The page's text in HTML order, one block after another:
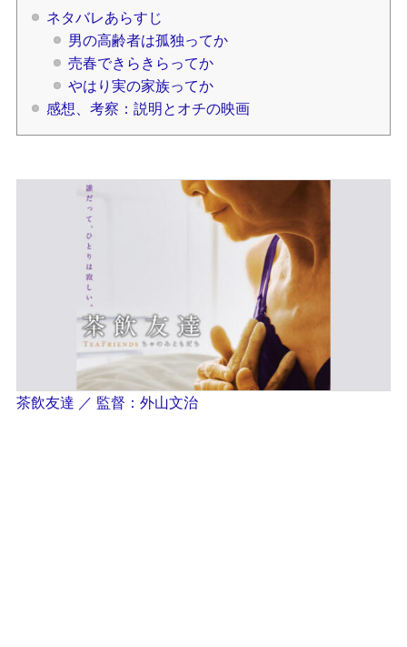
ネタバレあらすじ
男の高齢者は孤独ってか
売春できらきらってか
やはり実の家族ってか
感想、考察：説明とオチの映画
茶飲友達 ／ 監督：外山文治